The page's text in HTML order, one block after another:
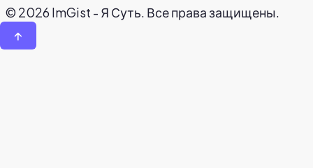
© 2026 ImGist - Я Суть. Все права защищены.
↑